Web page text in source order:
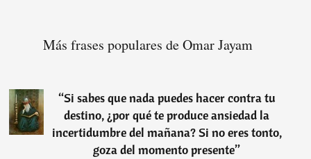
Más frases populares de Omar Jayam
“Si sabes que nada puedes hacer contra tu
destino, ¿por qué te produce ansiedad la
incertidumbre del mañana? Si no eres tonto,
goza del momento presente”